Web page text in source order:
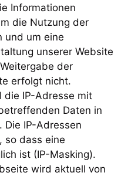
Informationen
die Nutzung der
und um eine
unserer Website
der
erfolgt nicht.
die IP-Adresse mit
Daten in
Die IP-Adressen
so dass eine
ist (IP-Masking).
wird aktuell von